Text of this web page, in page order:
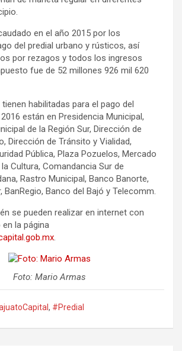
en el año 2015 por los
del predial urbano y rústicos, así
por rezagos y todos los ingresos
fue de 52 millones 926 mil 620
habilitadas para el pago del
están en Presidencia Municipal,
de la Región Sur, Dirección de
Dirección de Tránsito y Vialidad,
Pública, Plaza Pozuelos, Mercado
Cultura, Comandancia Sur de
Rastro Municipal, Banco Banorte,
BanRegio, Banco del Bajó y Telecomm.
se pueden realizar en internet con
la página
.
Foto: Mario Armas
, #Predial